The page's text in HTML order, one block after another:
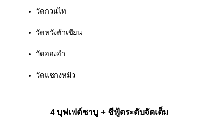
วัดกวนไท
วัดหวังต้าเซียน
วัดฮองฮำ
วัดแชกงหมิว
4 บุฟเฟต์ชาบู + ซีฟู้ดระดับจัดเต็ม